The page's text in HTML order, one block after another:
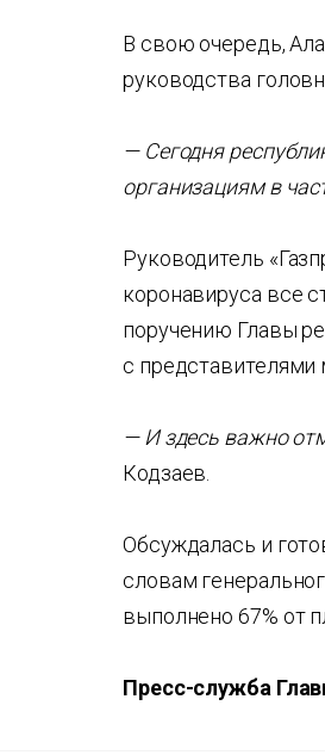
В свою очередь,
руководства
— Сегодня
организациям в
Руководитель
коронавируса все
поручению Главы
с представителями
— И здесь важно
Кодзаев.
Обсуждалась и
словам
выполнено 67% от
Пресс-служба